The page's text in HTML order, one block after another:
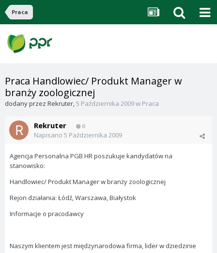
Praca
Praca Handlowiec/ Produkt Manager w
branży zoologicznej
dodany przez Rekruter,5 Października 2009w Praca
Rekruter 0
Napisano 5 Października 2009
Agencja Personalna PGB HR poszukuje kandydatów na
stanowisko:
Handlowiec/ Produkt Manager w branży zoologicznej
Rejon działania: Łódź, Warszawa, Białystok
Informacje o pracodawcy
Naszym klientem jest międzynarodowa firma, lider w dziedzinie